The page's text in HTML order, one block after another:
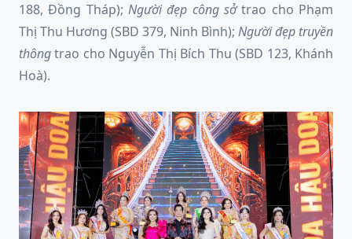
188, Đồng Tháp); Người đẹp công sởtrao cho Phạm
Thị Thu Hương (SBD 379, Ninh Bình); Người đẹp truyền
thôngtrao cho Nguyễn Thị Bích Thu (SBD 123, Khánh
Hoà).